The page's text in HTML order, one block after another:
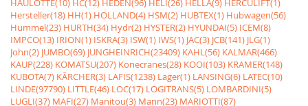
HAULOTTE(10) HC(12) HEDEN(96) HELI(26) HELLA(9) HERCULIFT(1)
Hersteller(18) HH(1) HOLLAND(4) HSM(2) HUBTEX(1) Hubwagen(56)
Hummel(23) HURTH(34) Hydr(2) HYSTER(2) HYUNDAI(5) ICEM(8)
IMPCO(13) IRION(1) ISKRA(3) ISW(1) IWS(1) JAC(3) JCB(141) JLG(1)
John(2) JUMBO(69) JUNGHEINRICH(23409) KAHL(56) KALMAR(466)
KAUP(228) KOMATSU(207) Konecranes(28) KOOI(103) KRAMER(148)
KUBOTA(7) KÃRCHER(3) LAFIS(1238) Lager(1) LANSING(6) LATEC(10)
LINDE(97790) LITTLE(46) LOC(17) LOGITRANS(5) LOMBARDINI(5)
LUGLI(37) MAFI(27) Manitou(3) Mann(23) MARIOTTI(87)